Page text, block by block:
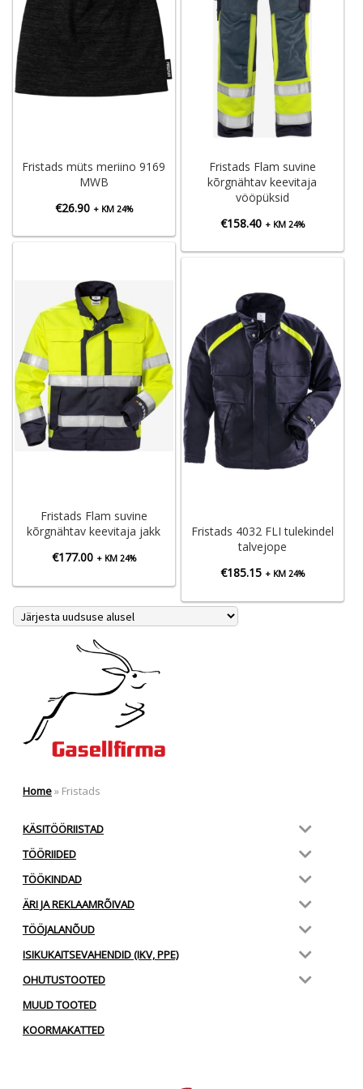
Fristads müts meriino 9169
MWB
€26.90 + KM 24%
Fristads Flam suvine
kõrgnähtav keevitaja
vööpüksid
€158.40 + KM 24%
Fristads Flam suvine
kõrgnähtav keevitaja jakk
€177.00 + KM 24%
Fristads 4032 FLI tulekindel
talvejope
€185.15 + KM 24%
Home» Fristads
KÄSITÖÖRIISTAD
TÖÖRIIDED
TÖÖKINDAD
ÄRI JA REKLAAMRÕIVAD
TÖÖJALANÕUD
ISIKUKAITSEVAHENDID (IKV, PPE)
OHUTUSTOOTED
MUUD TOOTED
KOORMAKATTED